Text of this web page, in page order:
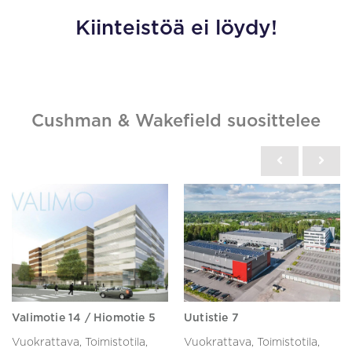
Kiinteistöä ei löydy!
Cushman & Wakefield suosittelee
Valimotie 14 / Hiomotie 5
Vuokrattava, Toimistotila,
Uutistie 7
Vuokrattava, Toimistotila,